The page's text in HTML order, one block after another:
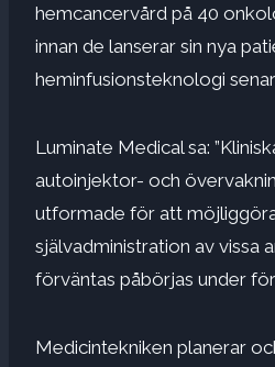
hemcancervård på 40
innan de lanserar sin nya
heminfusionsteknologi
Luminate Medical sa:
autoinjektor- och
utformade för att
självadministration av vissa
förväntas påbörjas under
Medicintekniken planerar